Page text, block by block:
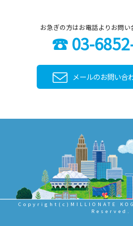
お急ぎの方はお電話よりお問い
☎ 03-
メールのお問い合
Copyright(c)MILLIONATE
Reserved.